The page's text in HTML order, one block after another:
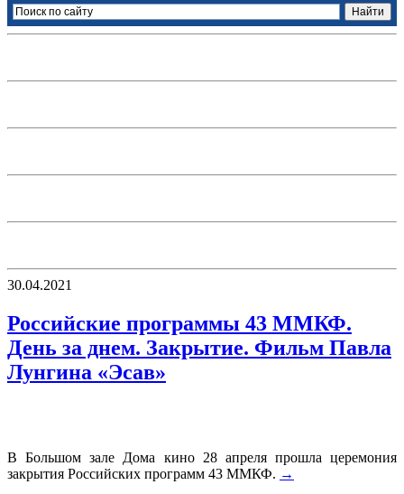
30.04.2021
Российские программы 43 ММКФ.
День за днем. Закрытие. Фильм Павла
Лунгина «Эсав»
В Большом зале Дома кино 28 апреля прошла церемония
закрытия Российских программ 43 ММКФ. →